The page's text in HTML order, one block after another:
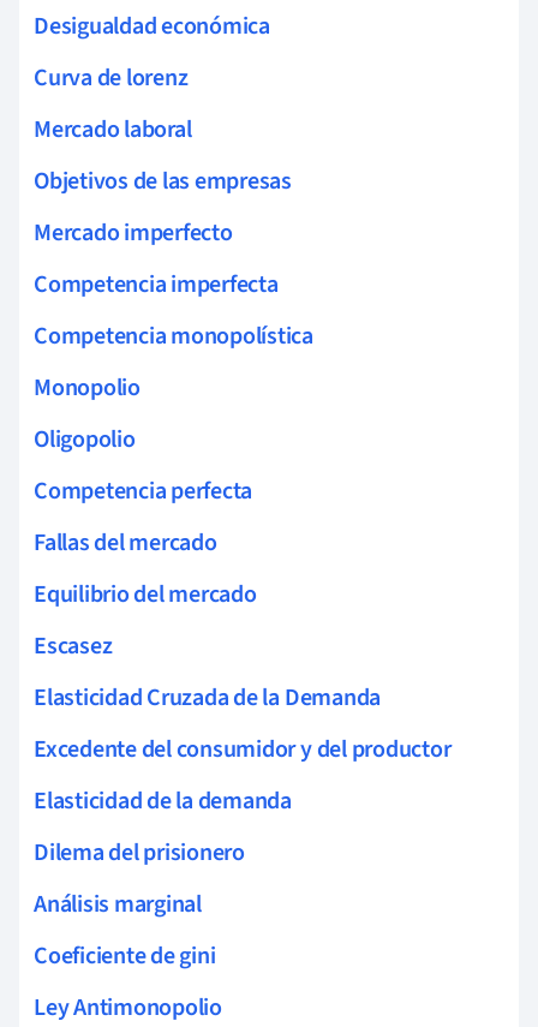
Desigualdad económica
Curva de lorenz
Mercado laboral
Objetivos de las empresas
Mercado imperfecto
Competencia imperfecta
Competencia monopolística
Monopolio
Oligopolio
Competencia perfecta
Fallas del mercado
Equilibrio del mercado
Escasez
Elasticidad Cruzada de la Demanda
Excedente del consumidor y del productor
Elasticidad de la demanda
Dilema del prisionero
Análisis marginal
Coeficiente de gini
Ley Antimonopolio